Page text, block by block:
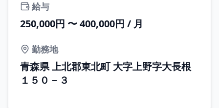
給与
250,000円 〜 400,000円 / 月
勤務地
青森県 上北郡東北町 大字上野字大長根
１５０－３